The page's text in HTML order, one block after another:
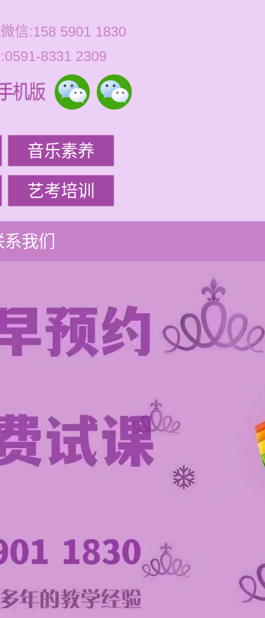
信:158 5901 1830
8331 2309
音乐素养
艺考培训
系我们